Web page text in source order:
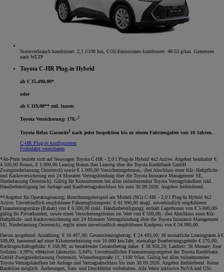
Normverbrauch kombiniert: 2,1 l/100 km, CO2-Emissionen kombiniert: 48-53 g/km. Gemessen
nach WLTP
Toyota C-HR Plug-in Hybrid
ab € 35.490,00*
oder
ab € 119,00** mtl. leasen
Toyota Versicherung: 178,-2
Toyota Relax Garantie
nach jeder Inspektion bis zu einem Fahrzeugalter von 10 Jahren.
C-HR Plug-in konfigurieren
Probefahrt vereinbaren
*Ab-Preis bezieht sich auf Neuwagen Toyota C-HR - 2,0 l Plug-In Hybrid 4x2 Active. Angebot beinhaltet €
4.500,00 Bonus, € 1.000,00 Leasing Bonus (bei Leasing über die Toyota Kreditbank GmbH
Zweigniederlassung Österreich) sowie € 1.000,00 Versicherungsbonus,- (bei Abschluss einer Kfz- Haftpflicht-
und Kaskoversicherung mit 24 Monaten Vertragsbindung über die Toyota Insurance Management SE,
Niederlassung Österreich). Gültig für Konsumenten bei allen teilnehmenden Toyota Vertragshändlern inkl.
Händlerbeteiligung bei Anfrage und Kaufvertragsabschluss bis zum 30.09.2026. Angebot freibleibend
**Angebot für Operatingleasing; Berechnungsbeispiel am Modell (NG) C-HR - 2,0 l Plug-In Hybrid 4x2
Active. Unverbindlich empfohlener Fahrzeuglistenpreis: € 41.990,00 abzgl. unverbindlich empfohlener
Finanzierungsstütze (Rabatt) von € 6.500,00 (inkl. Händlerbeteiligung); enthält Lagerbonus von € 5.000,00-
gültig für Privatkunden, sowie einen Versicherungsbonus im Wert von € 500,00,- (bei Abschluss einer Kfz-
Haftpflicht- und Kaskoversicherung mit 24 Monaten Vertragsbindung über die Toyota Insurance Management
SE, Niederlassung Österreich), ergibt einen unverbindlich empfohlenen Kaufpreis von € 34.990,00.
Davon ausgehend: Anzahlung: € 10.497,00; Gesamtleasingbetrag: € 24.493,00; 36 monatliche Leasingraten à €
109,00, basierend auf einer Kilometerleistung von 10.000 km/Jahr, einmalige Bearbeitungsgebühr € 170,00;
Rechtsgeschäftsgebühr: € 168,98; zu bezahlender Gesamtbetrag daher: € 38.958,28; Laufzeit: 36 Monate; fixer
Sollzins: 4,99%; effektiver Jahreszins: 5,64%. Unverbindliches Finanzierungsangebot der Toyota Kreditbank
GmbH Zweigniederlassung Österreich, Wienerbergstraße 11, 1100 Wien. Gültig bei allen teilnehmenden
Toyota Vertragshändlern bei Anfrage und Vertragsabschluss bis zum 30.09.2026. Angebot freibleibend. Keine
Barablöse möglich. Änderungen, Satz- und Druckfehler vorbehalten. Alle Werte inklusive NoVA und USt